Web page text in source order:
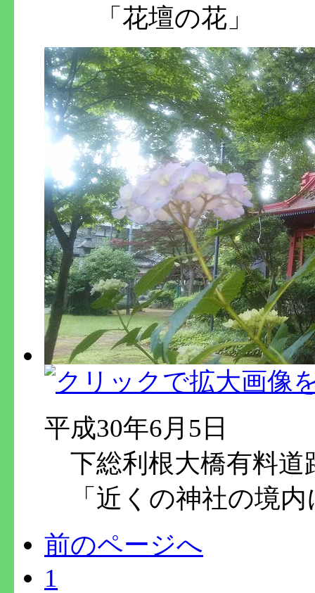
「花壇の花」
平成30年6月5日
下総利根大橋有料道
「近くの神社の境内
前のページへ
1